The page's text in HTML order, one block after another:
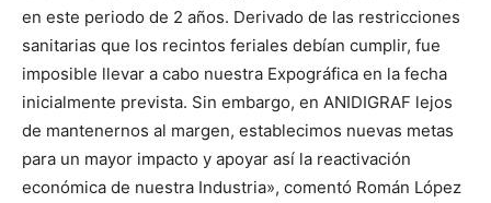
en este periodo de 2 años. Derivado de las restricciones
sanitarias que los recintos feriales debían cumplir, fue
imposible llevar a cabo nuestra Expográfica en la fecha
inicialmente prevista. Sin embargo, en ANIDIGRAF lejos
de mantenernos al margen, establecimos nuevas metas
para un mayor impacto y apoyar así la reactivación
económica de nuestra Industria», comentó Román López